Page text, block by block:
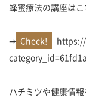
蜂蜜療法の講座はこ
➡
ハチミツや健康情